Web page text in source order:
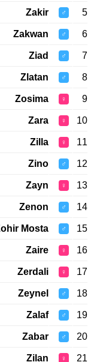
Zakir
Zakwan
Ziad
Zlatan
Zosima
♀
Zara
♀
Zilla
♂
Zino
♀
Zayn
♂
Zenon
♂
Zohir Mosta
♀
Zaire
♀
Zerdali
♂
Zeynel
♂
Zalaf
♂
Zabar
♀
Zilan